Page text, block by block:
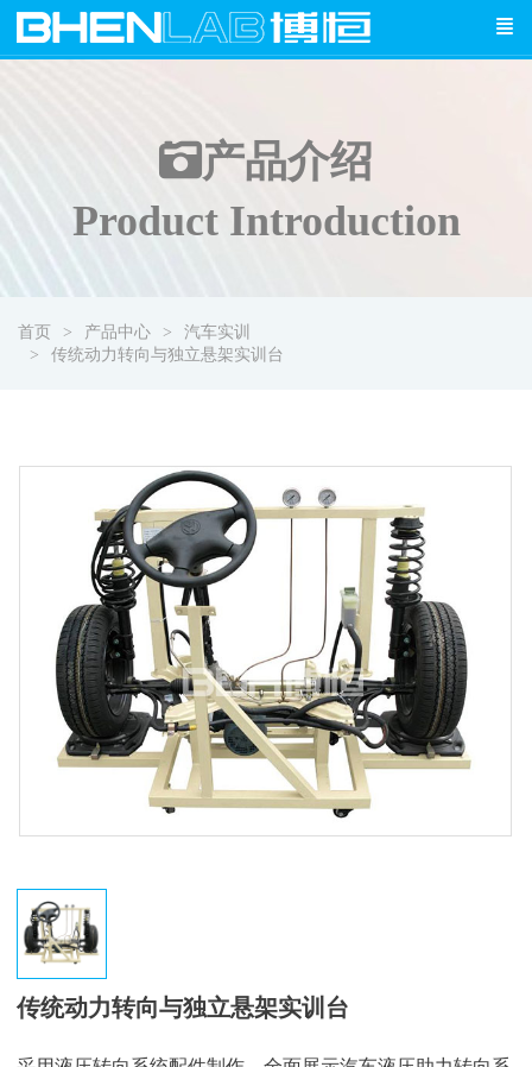
产品介绍
Product Introduction
首页 产品中心
汽车实训
传统动力转向与独立悬架实训台
传统动力转向与独立悬架实训台